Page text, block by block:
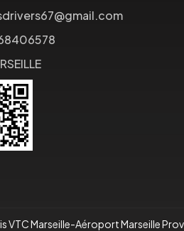
VTC Marseille-Aéroport Marseille